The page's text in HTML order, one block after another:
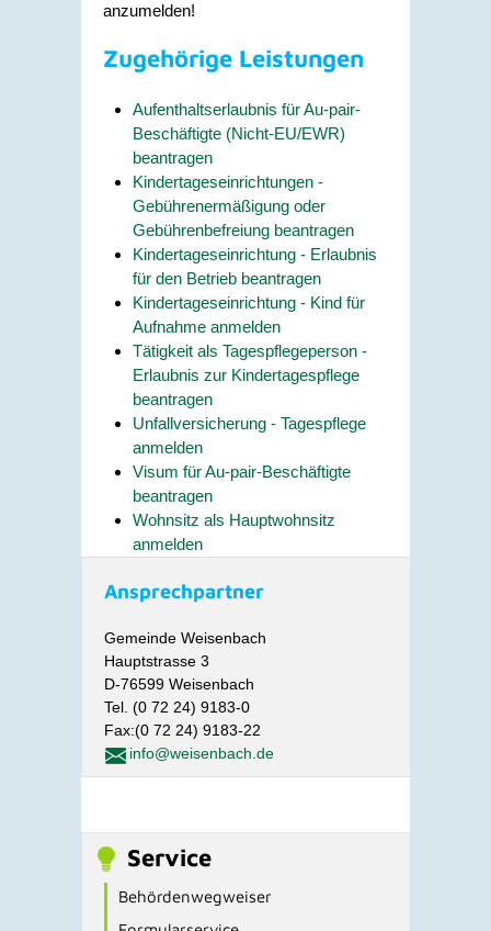
anzumelden!
Zugehörige Leistungen
Aufenthaltserlaubnis für Au-pair-
Beschäftigte (Nicht-EU/EWR)
beantragen
Kindertageseinrichtungen -
Gebührenermäßigung oder
Gebührenbefreiung beantragen
Kindertageseinrichtung - Erlaubnis
für den Betrieb beantragen
Kindertageseinrichtung - Kind für
Aufnahme anmelden
Tätigkeit als Tagespflegeperson -
Erlaubnis zur Kindertagespflege
beantragen
Unfallversicherung - Tagespflege
anmelden
Visum für Au-pair-Beschäftigte
beantragen
Wohnsitz als Hauptwohnsitz
anmelden
Ansprechpartner
Gemeinde Weisenbach
Hauptstrasse 3
D-76599 Weisenbach
Tel. (0 72 24) 9183-0
Fax:(0 72 24) 9183-22
info@weisenbach.de
Service
Behördenwegweiser